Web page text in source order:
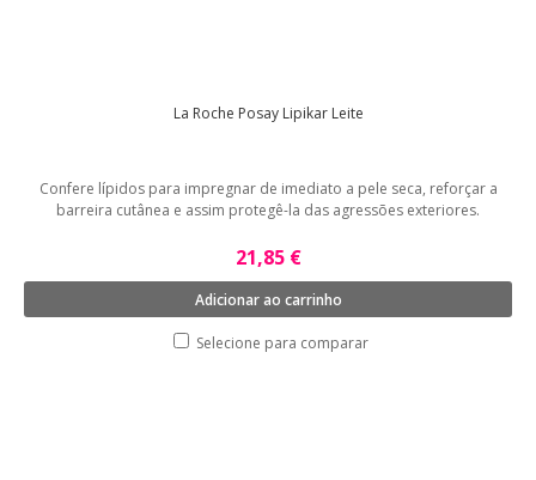
La Roche Posay Lipikar Leite
Confere lípidos para impregnar de imediato a pele seca, reforçar a
barreira cutânea e assim protegê-la das agressões exteriores.
21,85 €
Adicionar ao carrinho
Selecione para comparar